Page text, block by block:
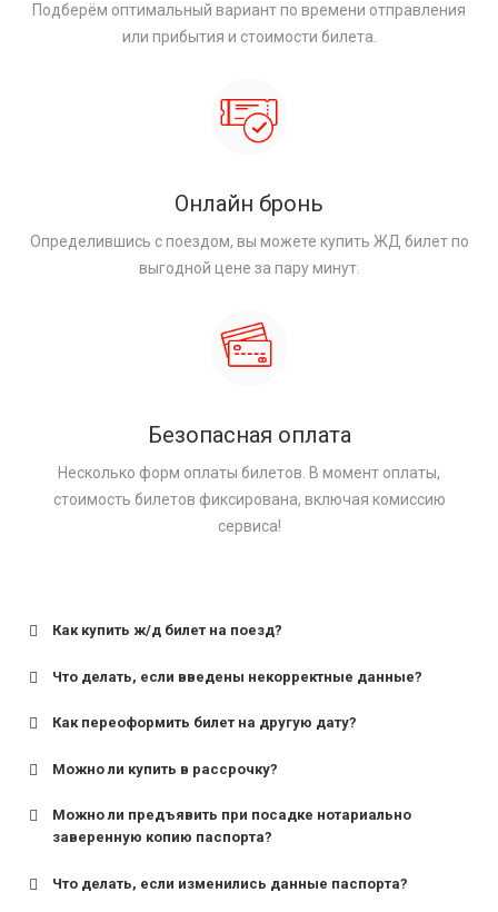
Подберём оптимальный вариант по времени отправления
или прибытия и стоимости билета.
Онлайн бронь
Определившись с поездом, вы можете купить ЖД билет по
выгодной цене за пару минут.
Безопасная оплата
Несколько форм оплаты билетов. В момент оплаты,
стоимость билетов фиксирована, включая комиссию
сервиса!
Как купить ж/д билет на поезд?
Что делать, если введены некорректные данные?
Как переоформить билет на другую дату?
Можно ли купить в рассрочку?
Можно ли предъявить при посадке нотариально
заверенную копию паспорта?
Что делать, если изменились данные паспорта?